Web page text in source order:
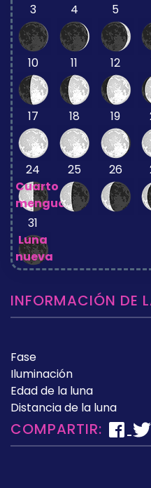
3 4 5
10 11 12
17
18 19
24
Cuarto
menguante
25 26
31
Luna
nueva
INFORMACIÓN DE
Fase
Iluminación
Edad de la luna
Distancia de la luna
COMPARTIR: